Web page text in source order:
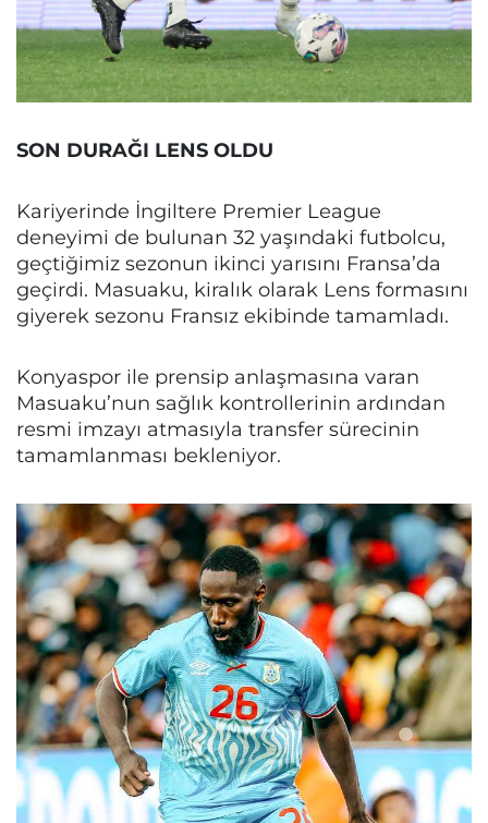
SON DURAĞI LENS OLDU
Kariyerinde İngiltere Premier League
deneyimi de bulunan 32 yaşındaki futbolcu,
geçtiğimiz sezonun ikinci yarısını Fransa’da
geçirdi. Masuaku, kiralık olarak Lens formasını
giyerek sezonu Fransız ekibinde tamamladı.
Konyaspor ile prensip anlaşmasına varan
Masuaku’nun sağlık kontrollerinin ardından
resmi imzayı atmasıyla transfer sürecinin
tamamlanması bekleniyor.